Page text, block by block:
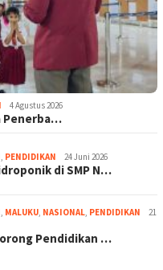
4 Agustus 2026
Penerba…
, PENDIDIKAN 24 Juni 2026
di SMP N…
, MALUKU, NASIONAL, PENDIDIKAN
21
Pendidikan …